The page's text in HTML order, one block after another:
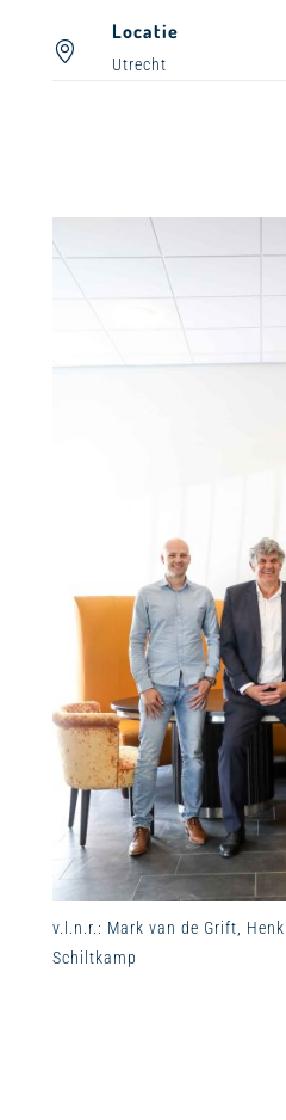
Locatie
Utrecht
v.l.n.r.: Mark van de Grift,
Schiltkamp